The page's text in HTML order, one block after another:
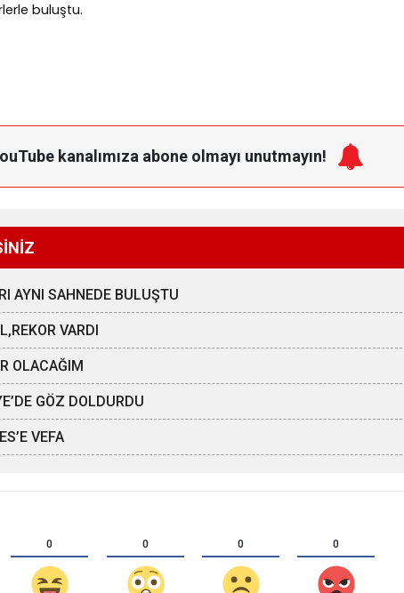
buluştu.
kanalımıza abone olmayı unutmayın!
AYNI SAHNEDE BULUŞTU
VARDI
OLACAĞIM
GÖZ DOLDURDU
VEFA
0 0 0 0